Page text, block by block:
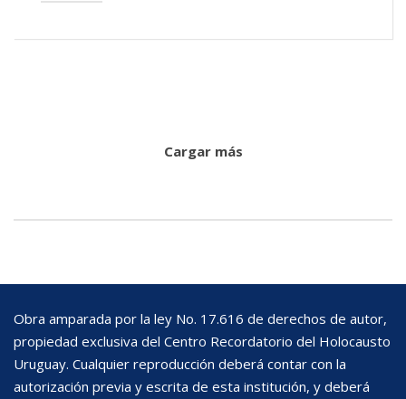
Cargar más
Obra amparada por la ley No. 17.616 de derechos de autor,
propiedad exclusiva del Centro Recordatorio del Holocausto
Uruguay. Cualquier reproducción deberá contar con la
autorización previa y escrita de esta institución, y deberá